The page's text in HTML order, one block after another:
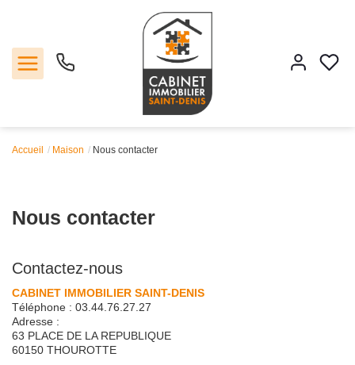
Location
Agence
Contact
Accueil Maison Nous contacter
Nous contacter
Contactez-nous
CABINET IMMOBILIER SAINT-DENIS
Téléphone : 03.44.76.27.27
Adresse :
63 PLACE DE LA REPUBLIQUE
60150 THOUROTTE